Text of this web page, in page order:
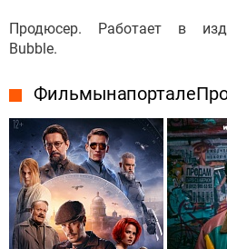
Продюсер. Работает в
Bubble.
Фильмы на портале